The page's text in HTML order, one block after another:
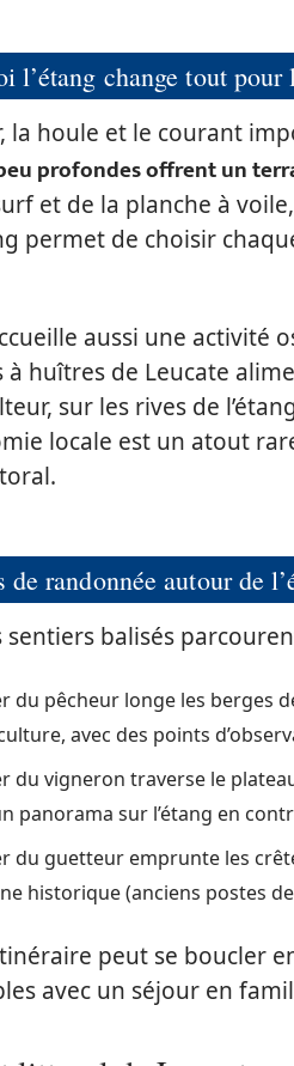
l’étang change tout pour
la houle et le courant
profondes offrent un
et de la planche à
permet de choisir
aussi une activité
à huîtres de Leucate
sur les rives de
locale est un atout
de randonnée autour de
sentiers balisés
du pêcheur longe les berges
avec des points
du vigneron traverse le
panorama sur l’étang en
du guetteur emprunte les
historique (anciens postes
peut se boucler
avec un séjour en